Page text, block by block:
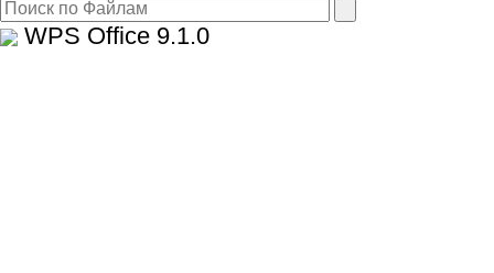
WPS Office 9.1.0